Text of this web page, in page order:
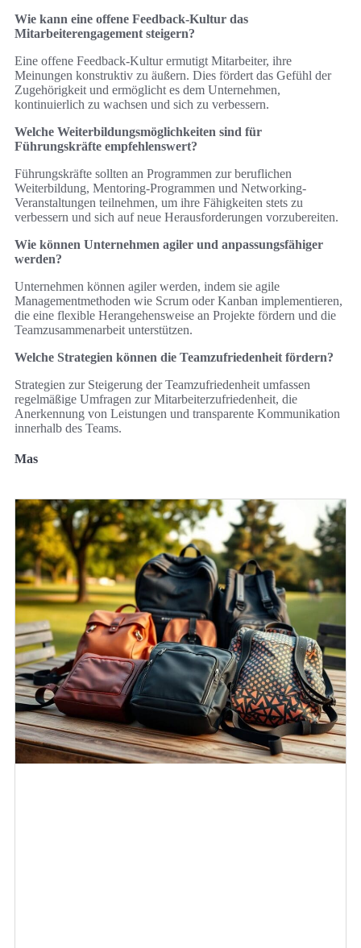
Wie kann eine offene Feedback-Kultur das
Mitarbeiterengagement steigern?
Eine offene Feedback-Kultur ermutigt Mitarbeiter, ihre
Meinungen konstruktiv zu äußern. Dies fördert das Gefühl der
Zugehörigkeit und ermöglicht es dem Unternehmen,
kontinuierlich zu wachsen und sich zu verbessern.
Welche Weiterbildungsmöglichkeiten sind für
Führungskräfte empfehlenswert?
Führungskräfte sollten an Programmen zur beruflichen
Weiterbildung, Mentoring-Programmen und Networking-
Veranstaltungen teilnehmen, um ihre Fähigkeiten stets zu
verbessern und sich auf neue Herausforderungen vorzubereiten.
Wie können Unternehmen agiler und anpassungsfähiger
werden?
Unternehmen können agiler werden, indem sie agile
Managementmethoden wie Scrum oder Kanban implementieren,
die eine flexible Herangehensweise an Projekte fördern und die
Teamzusammenarbeit unterstützen.
Welche Strategien können die Teamzufriedenheit fördern?
Strategien zur Steigerung der Teamzufriedenheit umfassen
regelmäßige Umfragen zur Mitarbeiterzufriedenheit, die
Anerkennung von Leistungen und transparente Kommunikation
innerhalb des Teams.
Mas